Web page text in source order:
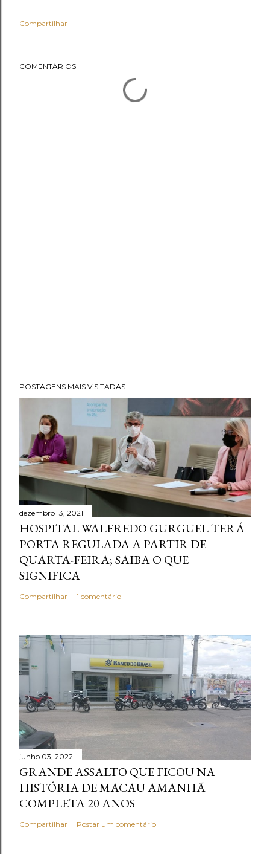
Compartilhar
COMENTÁRIOS
POSTAGENS MAIS VISITADAS
dezembro 13, 2021
HOSPITAL WALFREDO GURGUEL TERÁ
PORTA REGULADA A PARTIR DE
QUARTA-FEIRA; SAIBA O QUE
SIGNIFICA
Compartilhar 1 comentário
junho 03, 2022
GRANDE ASSALTO QUE FICOU NA
HISTÓRIA DE MACAU AMANHÃ
COMPLETA 20 ANOS
Compartilhar Postar um comentário